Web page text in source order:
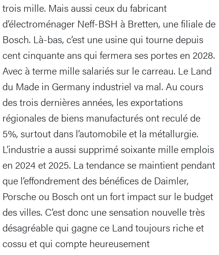
trois mille. Mais aussi ceux du fabricant
d’électroménager Neff-BSH à Bretten, une filiale de
Bosch. Là-bas, c’est une usine qui tourne depuis
cent cinquante ans qui fermera ses portes en 2028.
Avec à terme mille salariés sur le carreau. Le Land
du Made in Germany industriel va mal. Au cours
des trois dernières années, les exportations
régionales de biens manufacturés ont reculé de
5%, surtout dans l’automobile et la métallurgie.
L’industrie a aussi supprimé soixante mille emplois
en 2024 et 2025. La tendance se maintient pendant
que l’effondrement des bénéfices de Daimler,
Porsche ou Bosch ont un fort impact sur le budget
des villes. C’est donc une sensation nouvelle très
désagréable qui gagne ce Land toujours riche et
cossu et qui compte heureusement